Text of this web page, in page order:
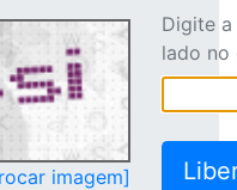
imagem]
Digite
lado no